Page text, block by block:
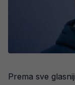
Prema sve